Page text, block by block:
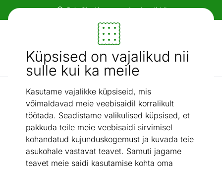
Küpsised on vajalikud nii
sulle kui ka meile
Kasutame vajalikke küpsiseid, mis
võimaldavad meie veebisaidil korralikult
töötada. Seadistame valikulised küpsised, et
pakkuda teile meie veebisaidi sirvimisel
kohandatud kujunduskogemust ja kuvada teie
asukohale vastavat teavet. Samuti jagame
teavet meie saidi kasutamise kohta oma
Paindlikud ja mugavad makseviisid!
Mööbel ja sisustus - ON24
Otsi...
AI otsing
Küpsetus- ja koogivormid / Koogivorm Lamart LT3110